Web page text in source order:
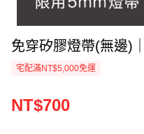
免穿矽膠燈帶(無邊)
宅配滿NT$5,000免運
NT$700